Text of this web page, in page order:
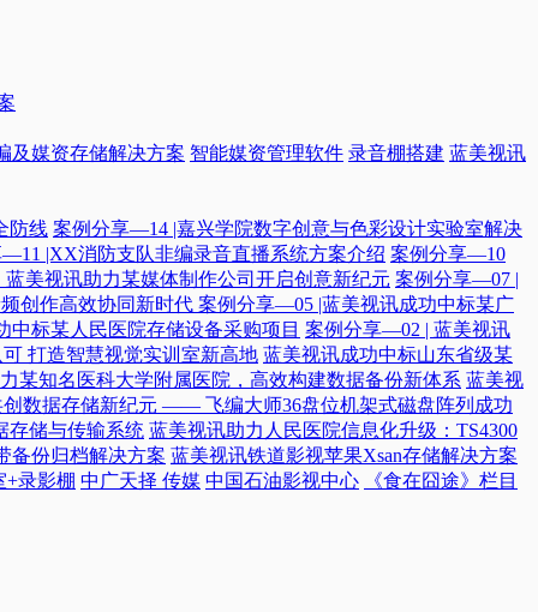
及媒资存储解决方案 智能媒资管理软件 录音棚搭建 蓝美视讯
防线 案例分享—14 |嘉兴学院数字创意与色彩设计实验室解决
|XX消防支队非编录音直播系统方案介绍 案例分享—10
美视讯助力某媒体制作公司开启创意新纪元 案例分享—07 |
创作高效协同新时代​ 案例分享—05 |蓝美视讯成功中标某广
标某人民医院存储设备采购项目 案例分享—02 | 蓝美视讯
打造智慧视觉实训室新高地 蓝美视讯成功中标山东省级某
某知名医科大学附属医院，高效构建数据备份新体系 蓝美视
数据存储新纪元 —— 飞编大师36盘位机架式磁盘阵列成功
存储与传输系统 蓝美视讯助力人民医院信息化升级：TS4300
备份归档解决方案 蓝美视讯铁道影视苹果Xsan存储解决方案
+录影棚 中广天择 传媒 中国石油影视中心 《食在囧途》栏目